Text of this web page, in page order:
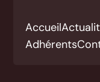
Accueil
Adhérents